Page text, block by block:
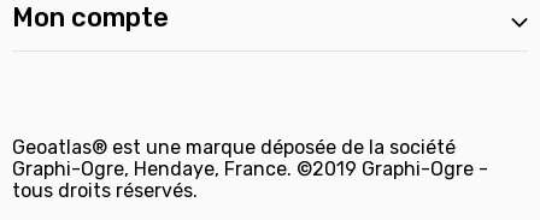
Mon compte
Geoatlas® est une marque déposée de la société
Graphi-Ogre, Hendaye, France. ©2019 Graphi-Ogre -
tous droits réservés.